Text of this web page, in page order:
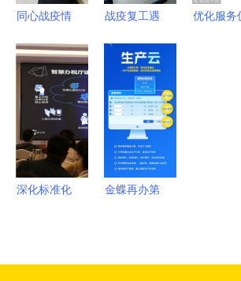
省首个全覆
务为企业发
展赋能
同心战疫情
——记巾帼
文明岗东营
区税务局第
一税务分局
（办税服务
厅）抗疫服
战疫复工遇
急，税务人
给你暖心支
持
优化服务
深化标准化
金蝶再办第